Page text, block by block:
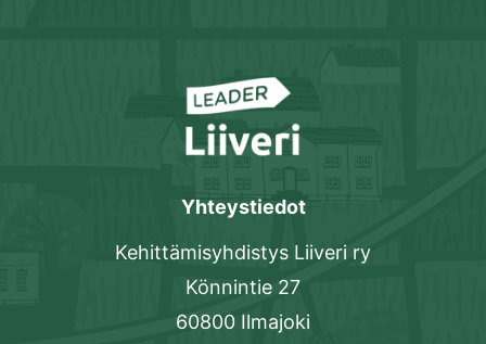
Yhteystiedot
Kehittämisyhdistys Liiveri ry
Könnintie 27
60800 Ilmajoki